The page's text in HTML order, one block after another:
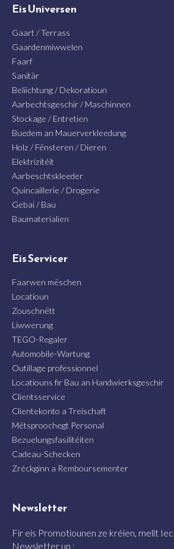
Eis Universen
Gaart / Terrass
Gaardenmiwwelen
Faarf
Sanitär
Beliichtung / Dekoratioun
Aarbechtsgeschir / Maschinnen
Stockage / Entretien
Buedem an Mauerverkleedung
Holz / Fënsteren / Dieren
Elektrizitéit
Aarbeschtskleeder
Quincaillerie / Drogerie
Gebai / Bau
Baumaterialien
Eis Servicer
Faarwen mëschen
Locatioun
Zouschnëtt
Liwwerung
TEGO-Regaler
Automobile-Wartung
Outillage professionnel
Locatiouns fir Bau an Handwierksgeschir
Clientsservice
Clientekonto a Treischaft
Mëtsproochegt Personal
Bezuelungsfasilitéiten
Cadeau-Schecken
Zréckginn a Remboursementer
Newsletter
Fir eis Promotiounen ze kréien, mellt
Newsletter un :